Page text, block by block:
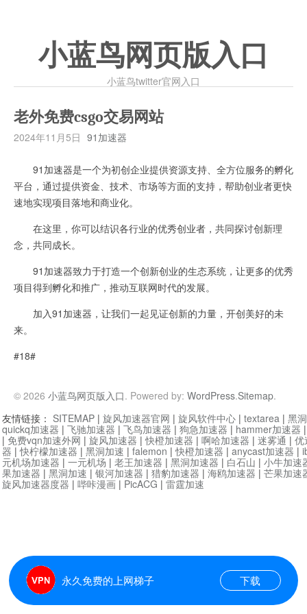
小蓝鸟网页版入口
小蓝鸟twitter官网入口
老外免费csgo交易网站
2024年11月5日 91加速器
91加速器是一个为初创企业提供资源支持、全方位服务的孵化
平台，通过提供资金、技术、市场等方面的支持，帮助创业者更快
速地实现项目落地和商业化。
在这里，你可以结识各行业的优秀创业者，共同探讨创新理
念，共同成长。
91加速器致力于打造一个创新创业的生态系统，让更多的优秀
项目得到孵化和推广，推动互联网时代的发展。
加入91加速器，让我们一起见证创新的力量，开创美好的未
来。
#18#
© 2026 小蓝鸟网页版入口. Powered by: WordPress.Sitemap.
永久免费的上网梯子 下载
友情链接： SITEMAP | 旋风加速器官网 | 旋风软件中心 | textarea | 黑
quickq加速器 | 飞驰加速器 | 飞鸟加速器 | 狗急加速器 | hammer加速器
| 免费vqn加速外网 | 旋风加速器 |快橙加速器 | 啊哈加速器 | 迷雾通 | 优
器 |快柠檬加速器 | 黑洞加速 | falemon |快橙加速器 | anycast加速器 |
元机场加速器 | 一元机场 | 老王加速器 | 黑洞加速器 | 白石山 | 小牛加速
果加速器 | 黑洞加速 | 银河加速器 | 猎豹加速器 | 海鸥加速器 | 芒果加速
旋风加速器度器 | 哔咔漫画 | PicACG | 雷霆加速